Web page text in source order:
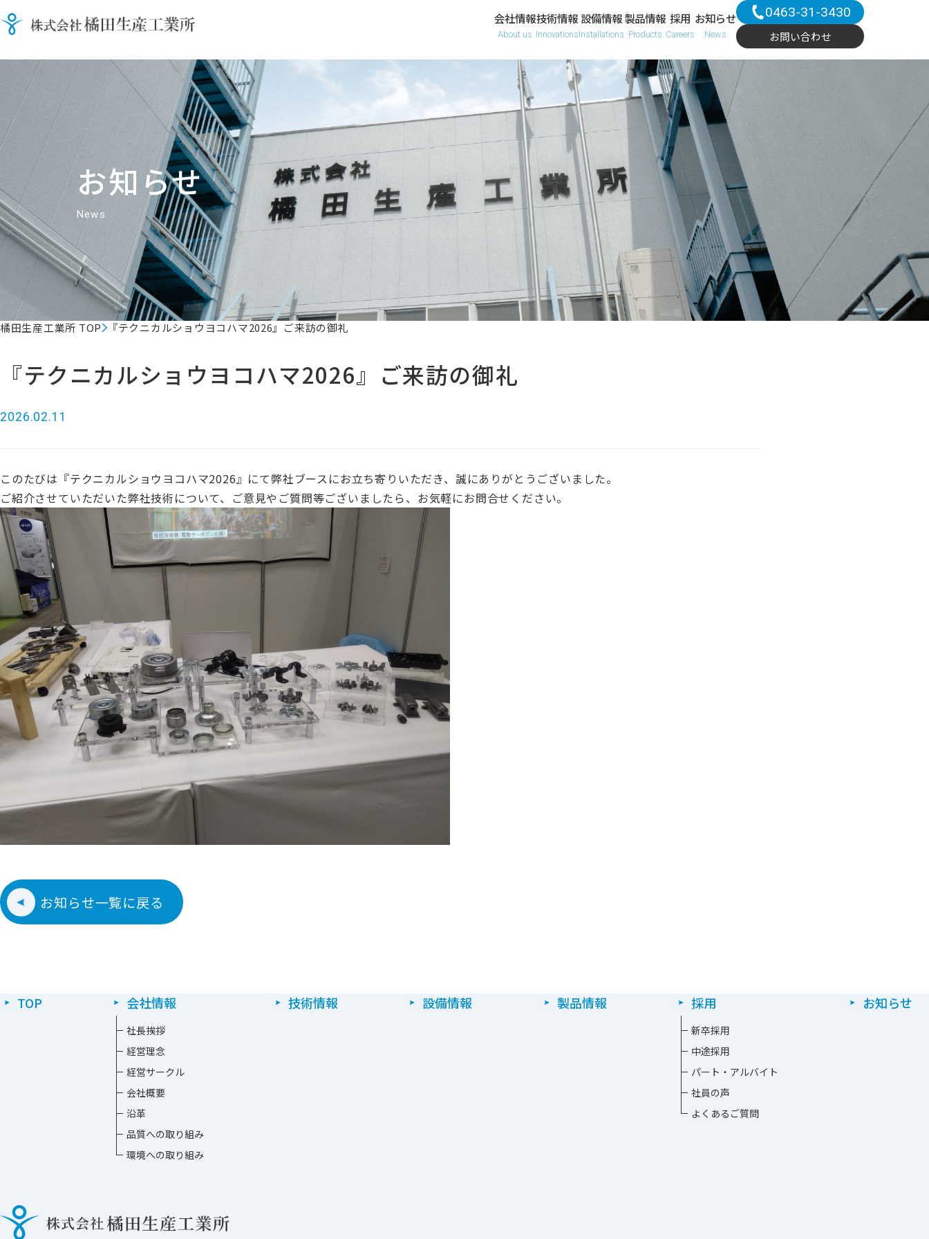
会社情報
About us
技術情報
Innovations
設備情報
Installations
製品情報
Products
採用
Careers
お知らせ
News
0463-31-3430
お問い合わせ
お知らせ
News
橘田生産工業所 TOP 『テクニカルショウヨコハマ2026』ご来訪の御礼
『テクニカルショウヨコハマ2026』ご来訪の御礼
2026.02.11
このたびは『テクニカルショウヨコハマ2026』にて弊社ブースにお立ち寄りいただき、誠にありがとうございました。
ご紹介させていただいた弊社技術について、ご意見やご質問等ございましたら、お気軽にお問合せください。
お知らせ一覧に戻る
TOP 会社情報
社長挨拶
経営理念
経営サークル
会社概要
沿革
品質への取り組み
環境への取り組み
技術情報 設備情報 製品情報 採用
新卒採⽤
中途採⽤
パート・アルバイト
社員の声
よくあるご質問
お知らせ